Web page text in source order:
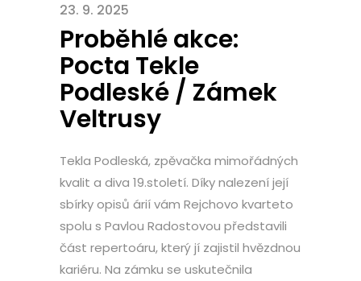
23. 9. 2025
Proběhlé akce:
Pocta Tekle
Podleské / Zámek
Veltrusy
Tekla Podleská, zpěvačka mimořádných
kvalit a diva 19.století. Díky nalezení její
sbírky opisů árií vám Rejchovo kvarteto
spolu s Pavlou Radostovou představili
část repertoáru, který jí zajistil hvězdnou
kariéru. Na zámku se uskutečnila